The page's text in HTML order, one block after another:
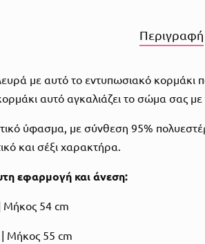
Περιγραφή
με αυτό το εντυπωσιακό κορμάκι
αυτό αγκαλιάζει το σώμα σας
ύφασμα, με σύνθεση 95%
και σέξι χαρακτήρα.
εφαρμογή και άνεση:
54 cm
Μήκος 55 cm